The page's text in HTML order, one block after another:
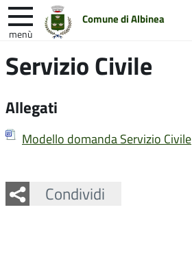
Comune di Albinea
menù
nel
Entra in Comune
Servizio Civile
Allegati
Modello domanda Servizio Civile
Condividi
Facebook
Twitter
Whatsapp